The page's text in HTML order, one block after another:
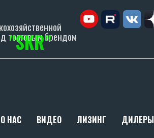
торговым брендом
"SKR"
О НАС ВИДЕО ЛИЗИНГ ДИЛЕРЫ